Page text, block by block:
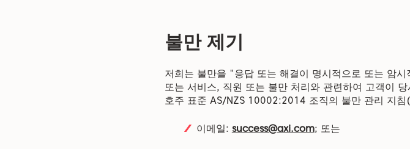
불만 제기
저희는 불만을 "응답 또는 해결이 명시적으로 또는 암
또는 서비스, 직원 또는 불만 처리와 관련하여 고객이
호주 표준 AS/NZS 10002:2014 조직의 불만 관리 지
이메일: success@axi.com; 또는